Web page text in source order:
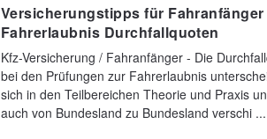
Versicherungstipps für Fahranfänger
Fahrerlaubnis Durchfallquoten
Kfz-Versicherung / Fahranfänger - Die
bei den Prüfungen zur Fahrerlaubnis
sich in den Teilbereichen Theorie und Praxis
auch von Bundesland zu Bundesland verschi ...